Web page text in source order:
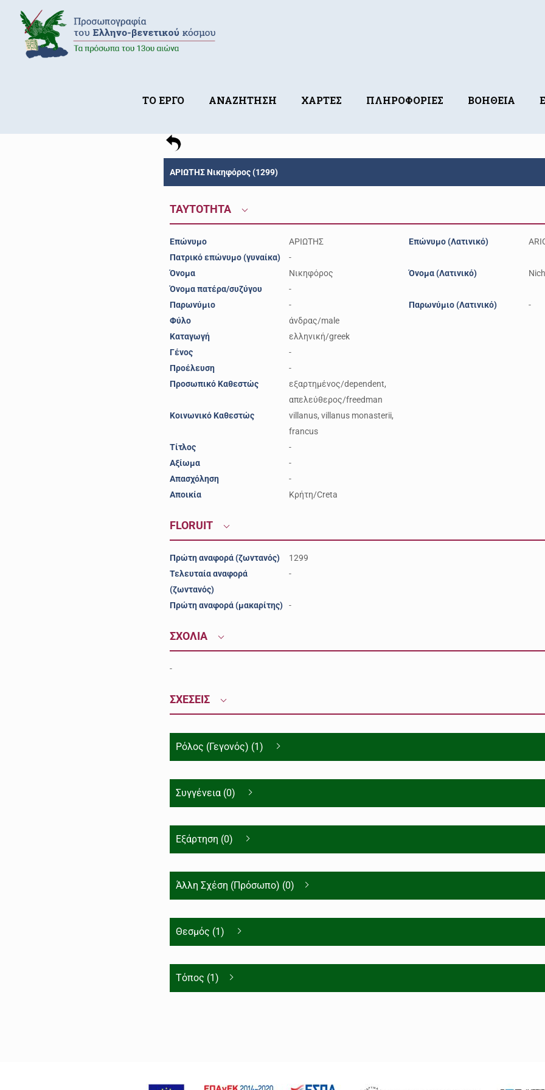
ΤΟ ΕΡΓΟ ΑΝΑΖΗΤΗΣΗ ΧΑΡΤΕΣ ΠΛΗΡΟΦΟΡΙΕΣ ΒΟΗΘΕΙΑ
ΑΡΙΩΤΗΣ Νικηφόρος (1299)
ΤΑΥΤΟΤΗΤΑ
Επώνυμο
ΑΡΙΩΤΗΣ
Πατρικό επώνυμο (γυναίκα)
-
Όνομα
Νικηφόρος
Όνομα πατέρα/συζύγου
-
Παρωνύμιο
-
Φύλο
άνδρας/male
Καταγωγή
ελληνική/greek
Γένος
-
Προέλευση
-
Προσωπικό Καθεστώς
εξαρτημένος/dependent,
απελεύθερος/freedman
Κοινωνικό Καθεστώς
villanus, villanus monasterii,
francus
Τίτλος
-
Αξίωμα
-
Απασχόληση
-
Αποικία
Κρήτη/Creta
Επώνυμο (Λατινικό)
Όνομα (Λατινικό)
Παρωνύμιο (Λατινικό) -
FLORUIT
Πρώτη αναφορά (ζωντανός)
1299
Τελευταία αναφορά
(ζωντανός)
-
Πρώτη αναφορά (μακαρίτης) -
ΣΧΟΛΙΑ
-
ΣΧΕΣΕΙΣ
Ρόλος (Γεγονός) (1)
Συγγένεια (0)
Εξάρτηση (0)
Άλλη Σχέση (Πρόσωπο) (0)
Θεσμός (1)
Τόπος (1)